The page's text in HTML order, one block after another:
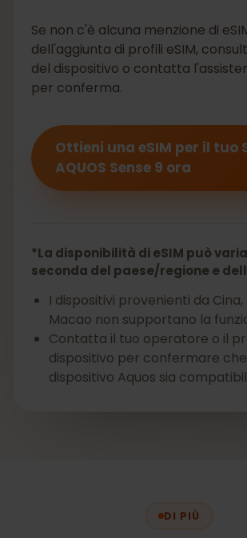
Se non c'è alcuna menzione di
dell'aggiunta di profili eSIM,
del dispositivo o contatta
per conferma.
Ottieni una eSIM per il tuo
AQUOS Sense 9 ora
*La disponibilità di eSIM può
seconda del paese/regione e
I dispositivi provenienti da Cina,
Macao non supportano la
Contatta il tuo operatore o il
dispositivo per confermare
dispositivo Aquos sia
DI PIÙ